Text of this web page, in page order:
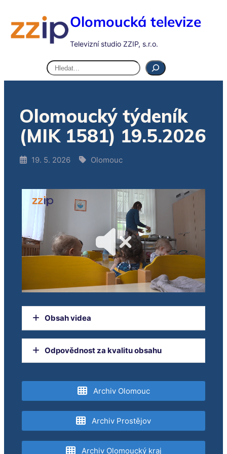
Olomoucká televize
Televizní studio ZZIP, s.r.o.
Hledat
Olomoucký týdeník
(MIK 1581) 19.5.2026
19. 5. 2026 Olomouc
Obsah videa
Jak fungují dětské skupiny Ječmínek a
Rekonstrukce Stupkovy ulice začala, pozor
Týden rané péče představil služby a podporu
rodin
Komplikace v dopravě kvůli stavbě křižovatky
Odpovědnost za kvalitu obsahu
televizního vysílání je Rada pro rozhlasové a
televizní vysílání.
Archiv Olomouc
Archiv Prostějov
Archiv Olomoucký kraj